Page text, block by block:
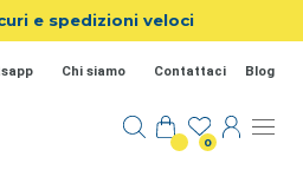
e spedizioni veloci
Chi siamo Contattaci Blog
0